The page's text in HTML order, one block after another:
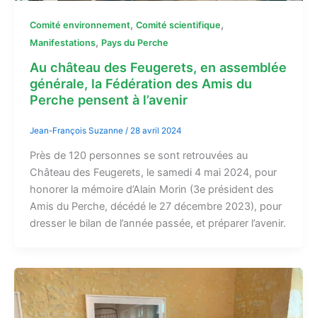
Comité environnement, Comité scientifique,
Manifestations, Pays du Perche
Au château des Feugerets, en assemblée
générale, la Fédération des Amis du
Perche pensent à l’avenir
Jean-François Suzanne / 28 avril 2024
Près de 120 personnes se sont retrouvées au
Château des Feugerets, le samedi 4 mai 2024, pour
honorer la mémoire d’Alain Morin (3e président des
Amis du Perche, décédé le 27 décembre 2023), pour
dresser le bilan de l’année passée, et préparer l’avenir.